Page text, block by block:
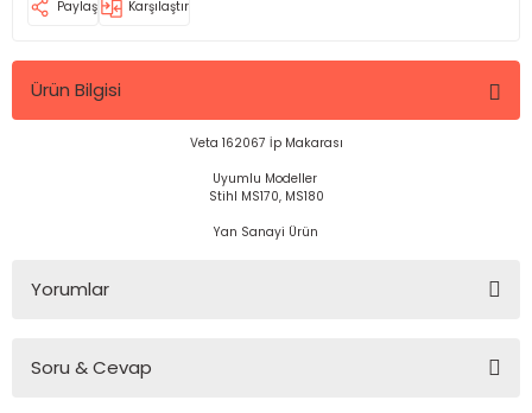
Paylaş Karşılaştır
Ürün Bilgisi
Veta 162067 İp Makarası
Uyumlu Modeller
Stihl MS170, MS180
Yan Sanayi Ürün
Yorumlar
Soru & Cevap